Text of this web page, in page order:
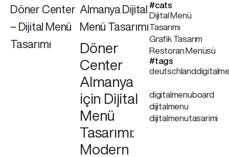
Döner Center
– Dijital Menü
Tasarımı
Almanya Dijital
Menü Tasarımı
Döner
Center
Almanya
için Dijital
Menü
Tasarımı:
Modern
#cats
Dijital Menü
Tasarımı
Grafik Tasarım
Restoran Menüsü
#tags
digitalmenuboard
dijitalmenu
dijitalmenutasarimi